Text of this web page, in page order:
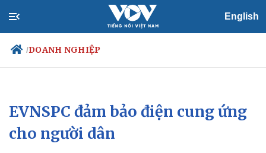
English
/DOANH NGHIỆP
Chính trị
Đảng
Tổ chức nhân sự
Xã hội
EVNSPC đảm bảo điện cung ứng
cho người dân